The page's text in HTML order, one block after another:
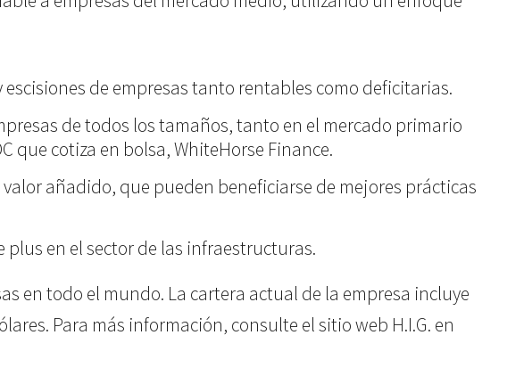
de empresas tanto rentables como deficitarias.
de todos los tamaños, tanto en el mercado primario
que cotiza en bolsa, WhiteHorse Finance.
añadido, que pueden beneficiarse de mejores prácticas
plus en el sector de las infraestructuras.
en todo el mundo. La cartera actual de la empresa incluye
Para más información, consulte el sitio web H.I.G. en